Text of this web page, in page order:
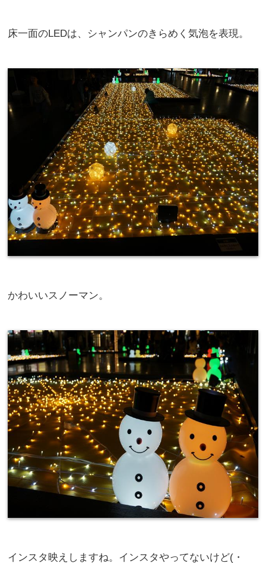
床一面のLEDは、シャンパンのきらめく気泡を表現。
かわいいスノーマン。
インスタ映えしますね。インスタやってないけど(・